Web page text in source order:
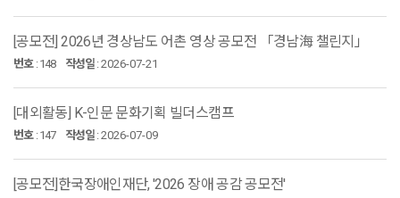
[공모전] 2026년 경상남도 어촌 영상 공모전 「경남海 챌린지」
번호:148 작성일 :2026-07-21
[대외활동] K-인문 문화기획 빌더스캠프
번호:147 작성일 :2026-07-09
[공모전]한국장애인재단, '2026 장애 공감 공모전'